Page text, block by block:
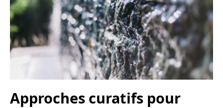
Approches curatifs pour